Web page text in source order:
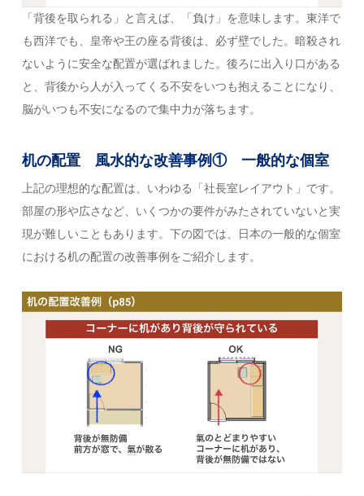
「背後を取られる」と言えば、「負け」を意味します。東洋で
も西洋でも、皇帝や王の座る背後は、必ず壁でした。暗殺され
ないように安全な配置が選ばれました。後ろに出入り口がある
と、背後から人が入ってくる不安をいつも抱えることになり、
脳がいつも不安になるので集中力が落ちます。
机の配置 風水的な改善事例① 一般的な個室
上記の理想的な配置は、いわゆる「社長室レイアウト」です。
部屋の形や広さなど、いくつかの要件がみたされていないと実
現が難しいこともあります。下の図では、日本の一般的な個室
における机の配置の改善事例をご紹介します。